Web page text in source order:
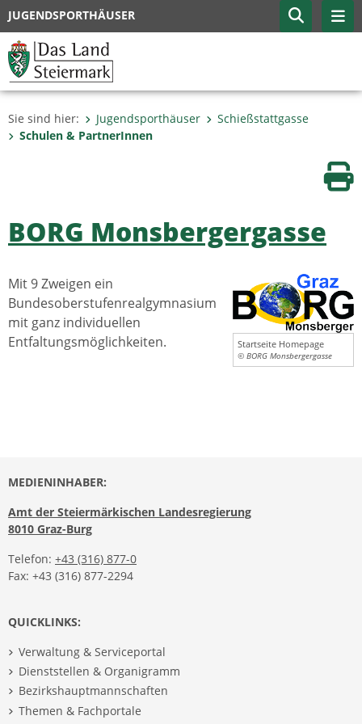
JUGENDSPORTHÄUSER
Sie sind hier: Jugendsporthäuser
Schießstattgasse
Schulen & PartnerInnen
BORG Monsbergergasse
Startseite Homepage
© BORG Monsbergergasse
Mit 9 Zweigen ein
Bundesoberstufenrealgymnasium
mit ganz individuellen
Entfaltungsmöglichkeiten.
MEDIENINHABER:
Amt der Steiermärkischen Landesregierung
8010 Graz-Burg
Telefon: +43 (316) 877-0
Fax: +43 (316) 877-2294
QUICKLINKS:
Verwaltung & Serviceportal
Dienststellen & Organigramm
Bezirkshauptmannschaften
Themen & Fachportale